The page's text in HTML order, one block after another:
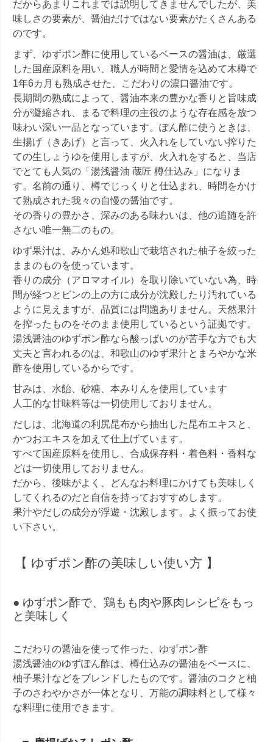
だからあまりこれまでは説明してきませんでしたが、美
味しさの要素が、醤油だけではない要素がたくさんある
のです。
まず、ゆずポン酢に使用しているベースの醤油は、厳選
した国産原料を用い、職人が時間と愛情を込めて木樽で
1年6カ月も熟成させた、こだわりの濃口醤油です。
長期間の熟成によって、醤油本来の豊かな香りと旨味成
分が凝縮され、まるで料理の主役のような存在感を放つ
味わい深い一品となっています。ぽん酢に使うときは、
生揚げ（きあげ）と言って、火入れをしていない搾りた
ての生しょうゆを使用しますが、火入れをすると、当店
でとても人気の「湯浅醤油 蔵匠 樽仕込み」になりま
す。名前の通り、樽でじっくりと仕込まれ、時間をかけ
て熟成された我々の自慢の醤油です。
その香りの豊かさ、深みのある味わいは、他の追随を許
さない唯一無二のもの。
ゆず果汁は、みかん処和歌山で栽培された柚子を絞った
ままのものを使っています。
香りの成分（アロマオイル）を取り除いていない為、時
間が経つとビンの上の方に成分が沈殿したり汚れている
ように見えますが、品質には問題ありません。天然果汁
を搾ったものをそのまま使用しているという証拠です。
湯浅醤油のゆずポン酢なら酸っぱいのが苦手な方でも大
丈夫と言われるのは、和歌山のゆず果汁とまろやかな米
酢を使用しているからです。
甘みは、水飴、砂糖、本みりんを使用しています
人工的な甘味料等は一切使用しておりません。
だしは、北海道の利尻昆布から抽出した昆布エキスと、
かつおエキスを加えて仕上げています。
すべて国産原料を使用し、合成保存料・着色料・香料な
どは一切使用しておりません。
だから、後味がよく、どんなお料理にかけても美味しく
してくれるのだと自信を持っておすすめします。
果汁やだしの成分が浮遊・沈殿します。よく振ってお使
い下さい。
【 ゆずポン酢の美味しい使い方 】
● ゆずポン酢で、鶏もも肉や豚肉レシピをもっ
と美味しく
こだわりの醤油を使って作った、ゆずポン酢
湯浅醤油のゆずぽん酢は、樽仕込みの醤油をベースに、
柚子果汁などをブレンドしたものです。醤油のコクと柚
子のさわやかさが一体となり、万能の調味料として様々
な料理に使用できます。